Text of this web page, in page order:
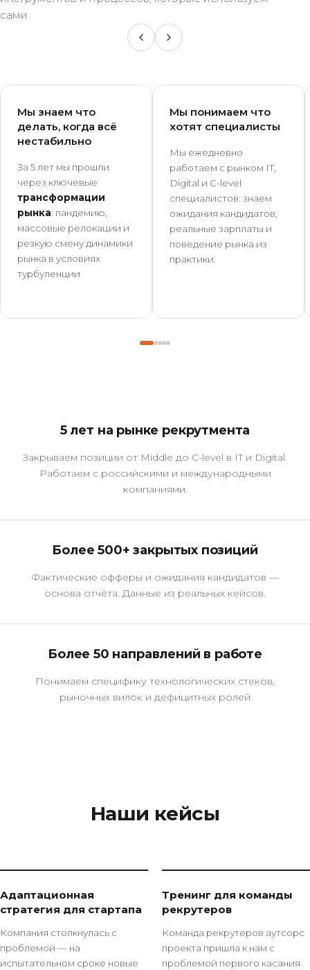
сами.
Мы знаем что
делать, когда всё
нестабильно
За 5 лет мы прошли
через ключевые
трансформации
рынка: пандемию,
массовые релокации и
резкую смену динамики
рынка в условиях
турбуленции
Мы понимаем что
хотят специалисты
Мы ежедневно
работаем с рынком IT,
Digital и C-level
специалистов: знаем
ожидания кандидатов,
реальные зарплаты и
поведение рынка из
практики.
5 лет на рынке рекрутмента
Закрываем позиции от Middle до C-level в IT и Digital.
Работаем с российскими и международными
компаниями.
Более 500+ закрытых позиций
Фактические офферы и ожидания кандидатов —
основа отчёта. Данные из реальных кейсов.
Более 50 направлений в работе
Понимаем специфику технологических стеков,
рыночных вилок и дефицитных ролей
Наши кейсы
Адаптационная
стратегия для стартапа
Компания столкнулась с
проблемой — на
испытательном сроке новые
Тренинг для команды
рекрутеров
Команда рекрутеров аутсорс
проекта пришла к нам с
проблемой первого касания